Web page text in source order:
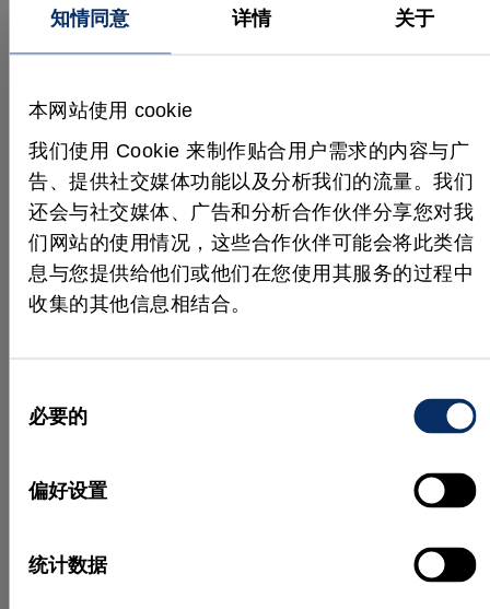
知情同意 详情 关于
本网站使用 cookie
我们使用 Cookie 来制作贴合用户需求的内容与广
告、提供社交媒体功能以及分析我们的流量。我们
还会与社交媒体、广告和分析合作伙伴分享您对我
们网站的使用情况，这些合作伙伴可能会将此类信
息与您提供给他们或他们在您使用其服务的过程中
收集的其他信息相结合。
必要的
偏好设置
统计数据
组装过程中电极引片激光焊接痕迹的检测结果
这一问题的解决方案由 MVTec
提供
觉软件HALCON
，建立了一套结合传统规则检测与
深度学习判别功能的验证系统。该系统首先在日本国
57.3%。验证结果证明了基于 HALCON 的深度学习检
导入该系统。